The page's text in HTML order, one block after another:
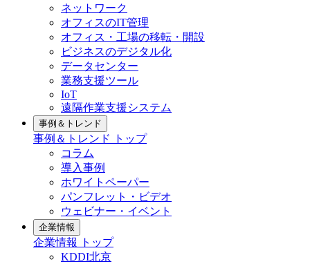
ネットワーク
オフィスのIT管理
オフィス・工場の移転・開設
ビジネスのデジタル化
データセンター
業務支援ツール
IoT
遠隔作業支援システム
事例＆トレンド
事例＆トレンド トップ
コラム
導入事例
ホワイトペーパー
パンフレット・ビデオ
ウェビナー・イベント
企業情報
企業情報 トップ
KDDI北京